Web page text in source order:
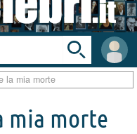
User
area
Toggle
search
bar
la mia morte
mia morte